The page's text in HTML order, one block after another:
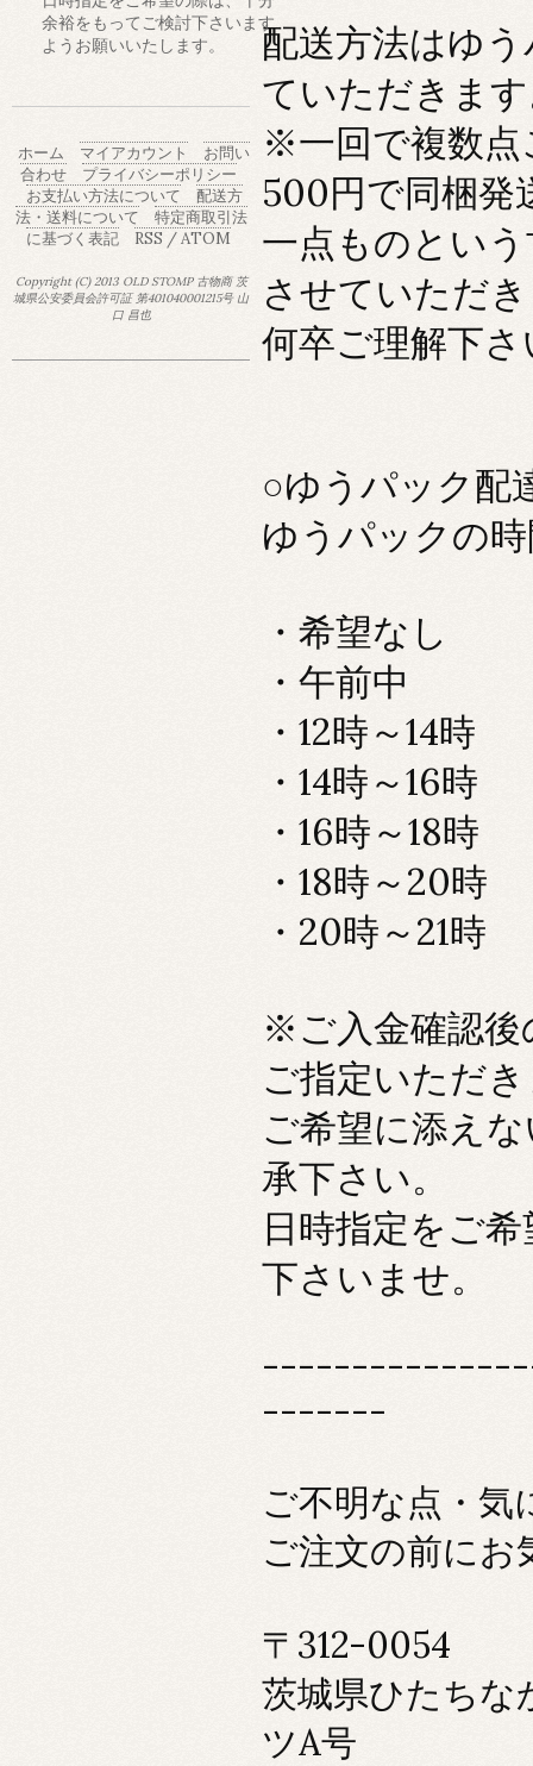
配送方法はゆ
ていただきま
※一回で複数点
500円で同梱発
一点ものとい
させていただ
何卒ご理解下
○ゆうパック配
ゆうパックの
・希望なし
・午前中
・12時～14時
・14時～16時
・16時～18時
・18時～20時
・20時～21時
※ご入金確認後
ご指定いただ
ご希望に添え
承下さい。
日時指定をご
下さいませ。
-------
ご不明な点・
ご注文の前に
〒312-0054
茨城県ひたちな
ツA号
余裕をもってご検討下さいます
ようお願いいたします。
ホーム マイアカウント
お問い
合わせ
プライバシーポリシー
お支払い方法について
配送方
法・送料について
特定商取引法
に基づく表記
RSS /ATOM
Copyright (C) 2013 OLD STOMP 古物商 茨
城県公安委員会許可証 第401040001215号 山
口 昌也